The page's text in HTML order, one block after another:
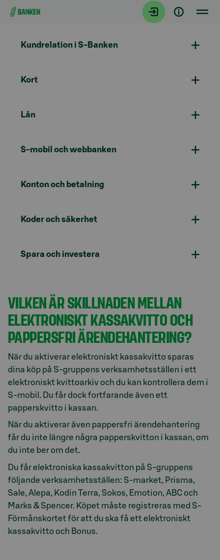
Gå direkt till innehållet
Kundrelation i S-Banken
Kort
Lån
S-mobil och webbanken
Konton och betalning
Koder och säkerhet
Spara och investera
VILKEN ÄR SKILLNADEN MELLAN
ELEKTRONISKT KASSAKVITTO OCH
PAPPERSFRI ÄRENDEHANTERING?
När du aktiverar elektroniskt kassakvitto sparas
dina köp på S-gruppens verksamhetsställen i ett
elektroniskt kvittoarkiv och du kan kontrollera dem i
S-mobil. Du får dock fortfarande även ett
papperskvitto i kassan.
När du aktiverar även pappersfri ärendehantering
får du inte längre några papperskvitton i kassan, om
du inte ber om det.
Du får elektroniska kassakvitton på S-gruppens
följande verksamhetsställen: S-market, Prisma,
Sale, Alepa, Kodin Terra, Sokos, Emotion, ABC och
Marks & Spencer. Köpet måste registreras med S-
Förmånskortet för att du ska få ett elektroniskt
kassakvitto och Bonus.